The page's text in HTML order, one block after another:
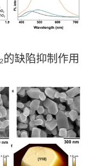
的缺陷抑制作用